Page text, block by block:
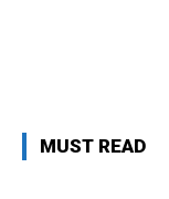
MUST READ